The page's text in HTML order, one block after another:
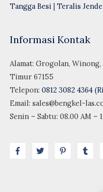
Tangga Besi | Teralis
Informasi Kontak
Alamat: Grogolan, Winong,
Timur 67155
Telepon: 0812 3082 4364
Email: sales@bengkel-
Senin – Sabtu: 08.00 AM –